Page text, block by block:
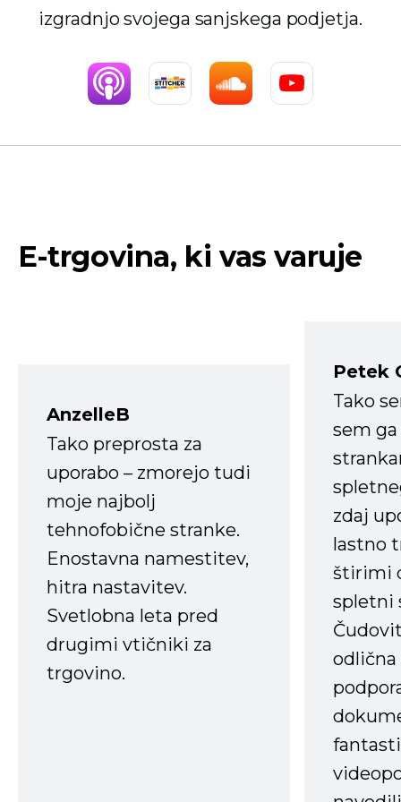
izgradnjo svojega sanjskega podjetja.
E-trgovina, ki vas varuje
AnzelleB
Tako preprosta za
uporabo – zmorejo tudi
moje najbolj
tehnofobične stranke.
Enostavna namestitev,
hitra nastavitev.
Svetlobna leta pred
drugimi vtičniki za
trgovino.
Petek
Tako
sem
zdaj
lastno
štirimi
spletni